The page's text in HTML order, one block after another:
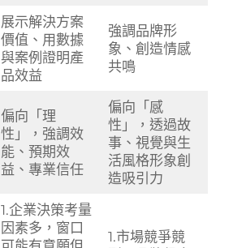
展示解決方案
價值、用數據
與案例證明產
品效益
強調品牌形
象、創造情感
共鳴
偏向「理
性」，強調效
能、預期效
益、專業信任
偏向「感
性」，透過故
事、視覺與生
活風格形象創
造吸引力
1.企業決策考量
因素多，窗口
1.市場競爭競